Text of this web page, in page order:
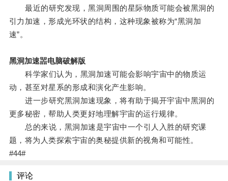
最近的研究发现，黑洞周围的星际物质可能会被黑洞的
引力加速，形成光环状的结构，这种现象被称为“黑洞加
速”。
黑洞加速噐电脑破解版
科学家们认为，黑洞加速可能会影响宇宙中的物质运
动，甚至对星系的形成和演化产生影响。
进一步研究黑洞加速现象，将有助于揭开宇宙中黑洞的
更多秘密，帮助人类更好地理解宇宙的运行规律。
总的来说，黑洞加速是宇宙中一个引人入胜的研究课
题，将为人类探索宇宙的奥秘提供新的视角和可能性。
#44#
评论